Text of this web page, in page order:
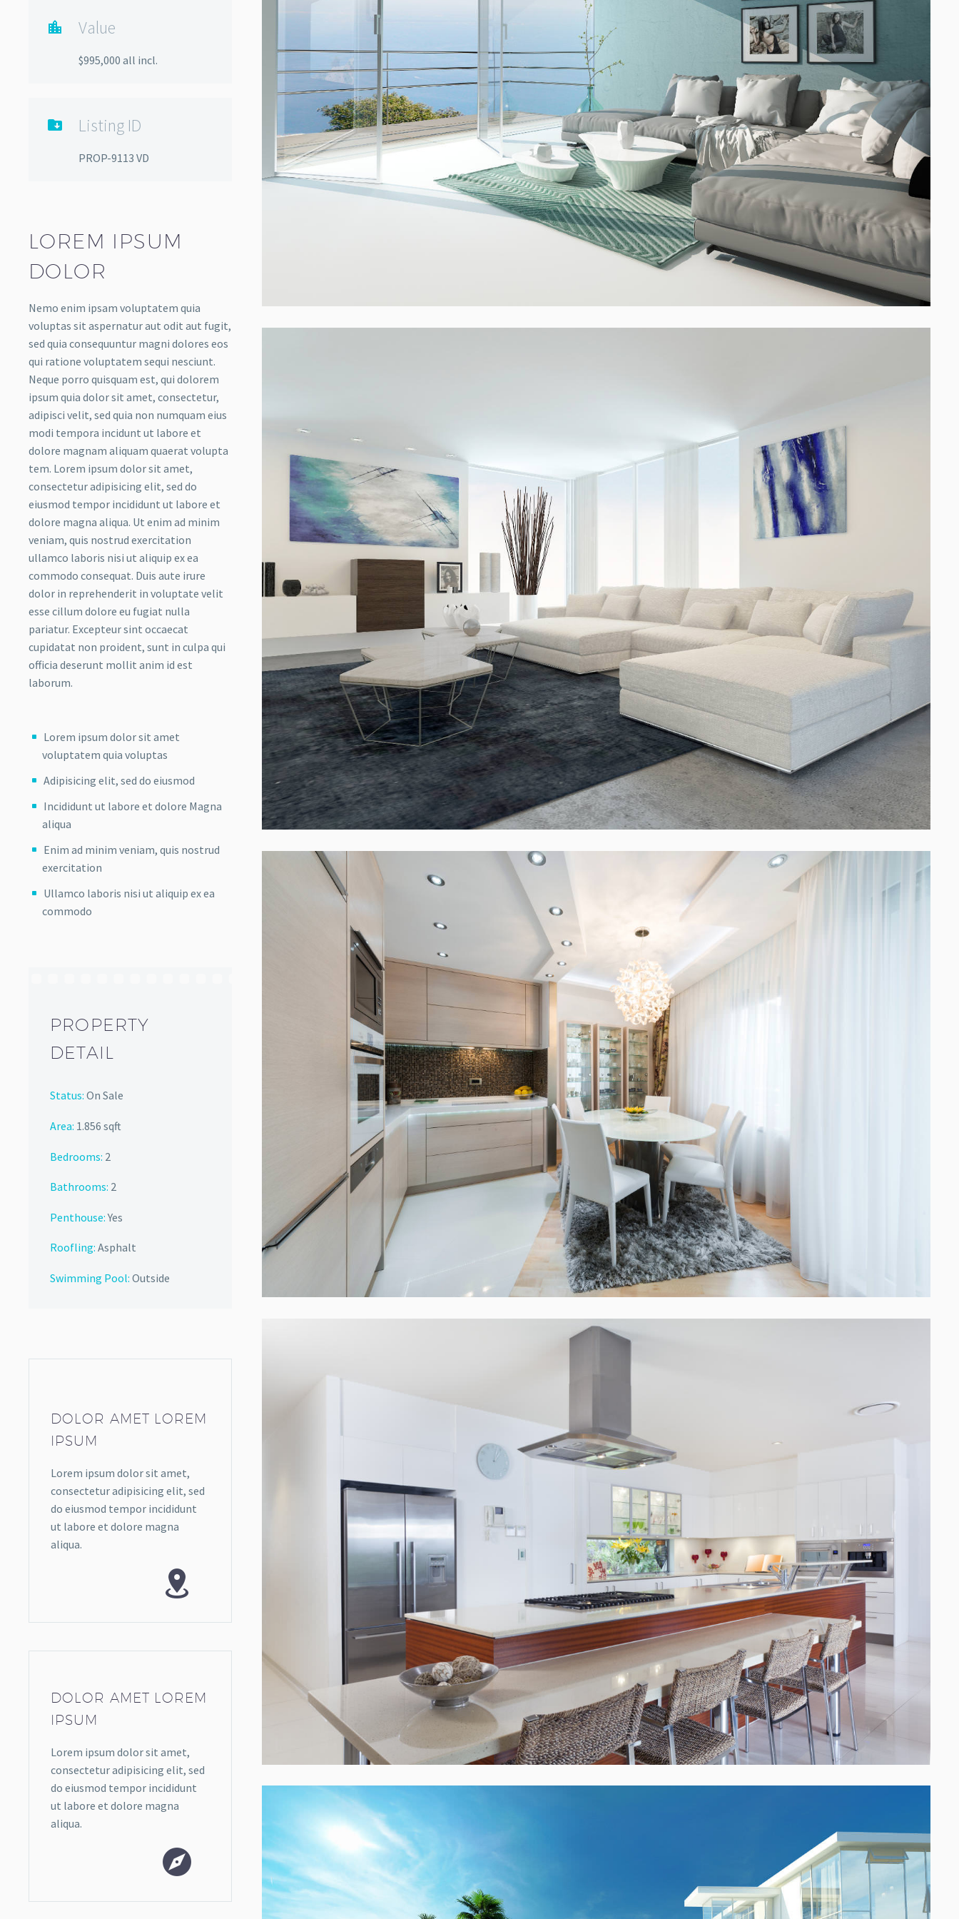
 Value
$995,000 all incl.
 Listing ID
PROP-9113 VD
LOREM IPSUM
DOLOR
Nemo enim ipsam voluptatem quia
voluptas sit aspernatur aut odit aut fugit,
sed quia consequuntur magni dolores eos
qui ratione voluptatem sequi nesciunt.
Neque porro quisquam est, qui dolorem
ipsum quia dolor sit amet, consectetur,
adipisci velit, sed quia non numquam eius
modi tempora incidunt ut labore et
dolore magnam aliquam quaerat volupta
tem. Lorem ipsum dolor sit amet,
consectetur adipisicing elit, sed do
eiusmod tempor incididunt ut labore et
dolore magna aliqua. Ut enim ad minim
veniam, quis nostrud exercitation
ullamco laboris nisi ut aliquip ex ea
commodo consequat. Duis aute irure
dolor in reprehenderit in voluptate velit
esse cillum dolore eu fugiat nulla
pariatur. Excepteur sint occaecat
cupidatat non proident, sunt in culpa qui
officia deserunt mollit anim id est
laborum.
Lorem ipsum dolor sit amet
voluptatem quia voluptas
Adipisicing elit, sed do eiusmod
Incididunt ut labore et dolore Magna
aliqua
Enim ad minim veniam, quis nostrud
exercitation
Ullamco laboris nisi ut aliquip ex ea
commodo
PROPERTY
DETAIL
Status: On Sale
Area: 1.856 sqft
Bedrooms: 2
Bathrooms: 2
Penthouse:Yes
Roofling: Asphalt
Swimming Pool: Outside
DOLOR AMET LOREM
IPSUM
Lorem ipsum dolor sit amet,
consectetur adipisicing elit, sed
do eiusmod tempor incididunt
ut labore et dolore magna
aliqua.


DOLOR AMET LOREM
IPSUM
Lorem ipsum dolor sit amet,
consectetur adipisicing elit, sed
do eiusmod tempor incididunt
ut labore et dolore magna
aliqua.

